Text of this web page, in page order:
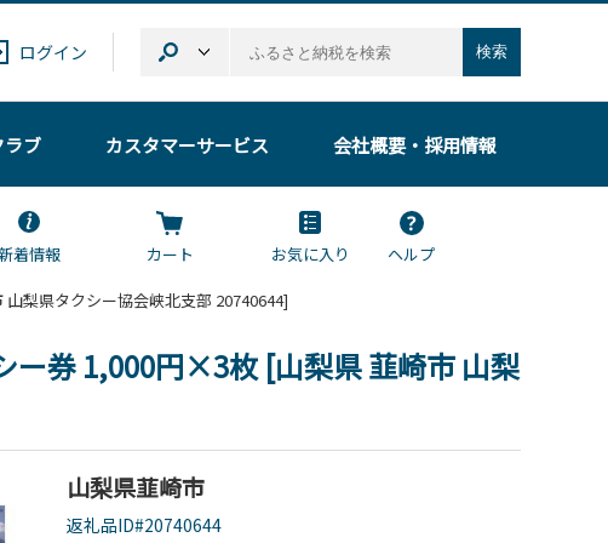
ログイン 検索
ラブ カスタマーサービス 会社概要・採用情報
着情報 カート お気に入り
ヘルプ
梨県タクシー協会峡北支部 20740644]
ー券 1,000円×3枚 [山梨県 韮崎市 山梨
山梨県韮崎市
返礼品ID#20740644